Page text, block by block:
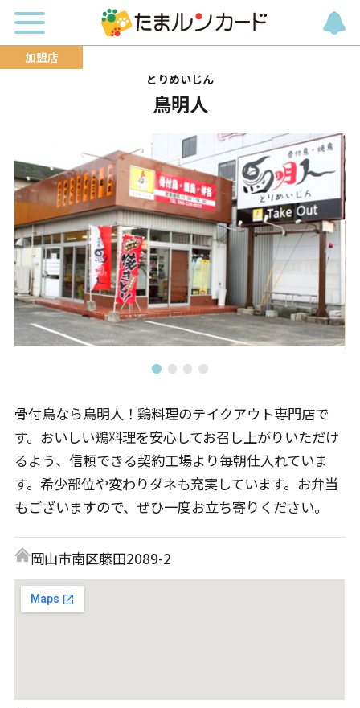
とりめいじん
鳥明人
骨付鳥なら鳥明人！鶏料理のテイクアウト専門店で
す。おいしい鶏料理を安心してお召し上がりいただけ
るよう、信頼できる契約工場より毎朝仕入れていま
す。希少部位や変わりダネも充実しています。お弁当
もございますので、ぜひ一度お立ち寄りください。
岡山市南区藤田2089-2